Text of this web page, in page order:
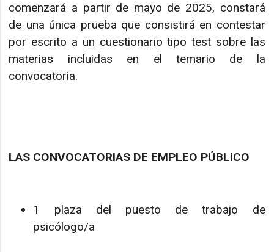
comenzará a partir de mayo de 2025, constará
de una única prueba que consistirá en contestar
por escrito a un cuestionario tipo test sobre las
materias incluidas en el temario de la
convocatoria.
LAS CONVOCATORIAS DE EMPLEO PÚBLICO
1 plaza del puesto de trabajo de
psicólogo/a